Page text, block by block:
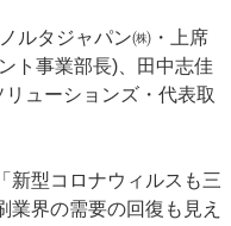
ビジネス・多彩な商材～
機特集
2022 検査・校正特集
ルタジャパン㈱・上席
ト事業部長)、田中志佳
ューションズ・代表取
新型コロナウィルスも三
業界の需要の回復も見え